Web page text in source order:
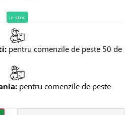
In stoc
pentru comenzile de peste 50 de
pentru comenzile de peste